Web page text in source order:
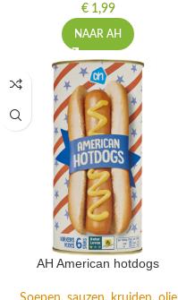
€1,99
NAAR AH
AH American hotdogs